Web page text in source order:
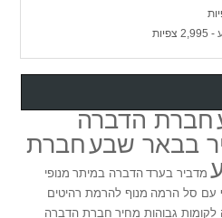
- 2,995 צפיות
חברת הדברה
בבאר שבעחברת
מדביר בערד הדברה במיתר מנופי
עם סל הרמה מנוף להרמת רהיטים
גבוהות מחיר חברת הדברה